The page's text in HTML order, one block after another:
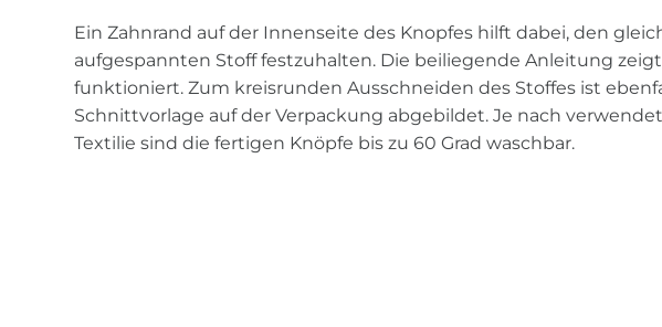
Ein Zahnrand auf der Innenseite des Knopfes hilft dabei, den
aufgespannten Stoff festzuhalten. Die beiliegende Anleitung
funktioniert. Zum kreisrunden Ausschneiden des Stoffes ist
Schnittvorlage auf der Verpackung abgebildet. Je nach
Textilie sind die fertigen Knöpfe bis zu 60 Grad waschbar.